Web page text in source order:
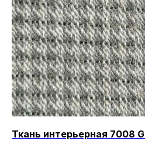
Ткань интерьерная 7008